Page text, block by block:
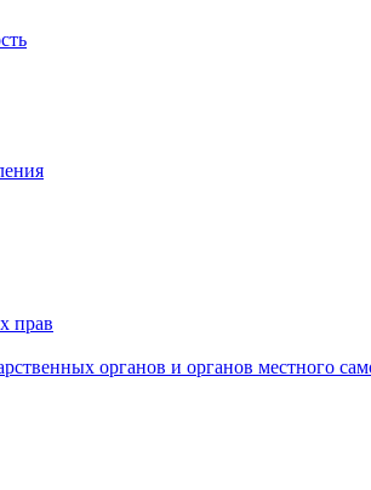
прав
органов и органов местного